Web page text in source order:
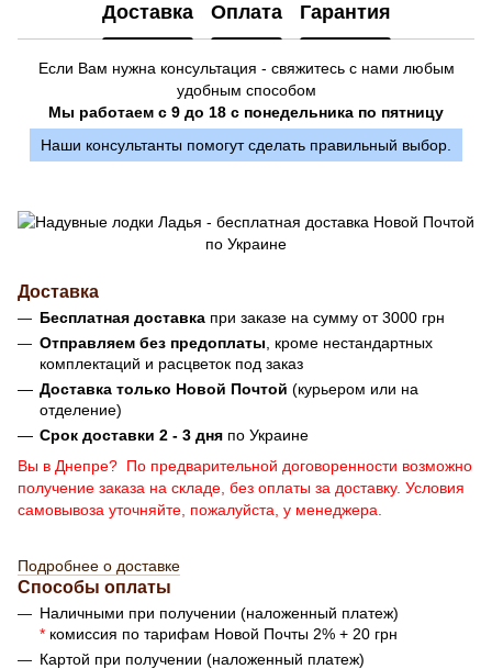
Доставка Оплата Гарантия
Если Вам нужна консультация - свяжитесь с нами любым
удобным способом
Мы работаем с 9 до 18 с понедельника по пятницу
Наши консультанты помогут сделать правильный выбор.
Доставка
Бесплатная доставка при заказе на сумму от 3000 грн
Отправляем без предоплаты , кроме нестандартных
комплектаций и расцветок под заказ
Доставка только Новой Почтой (курьером или на
отделение)
Срок доставки 2 - 3 дня по Украине
Вы в Днепре? По предварительной договоренности возможно
получение заказа на складе, без оплаты за доставку. Условия
самовывоза уточняйте, пожалуйста, у менеджера.
Подробнее о доставке
Способы оплаты
Наличными при получении (наложенный платеж)
* комиссия по тарифам Новой Почты 2% + 20 грн
Картой при получении (наложенный платеж)